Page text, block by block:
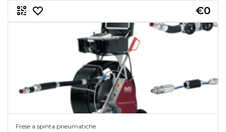
€0
Frese a spinta pneumatiche